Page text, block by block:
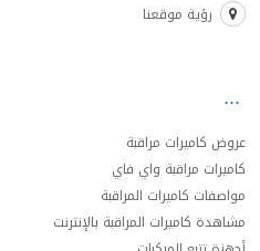
رؤية موقعنا
عروض كاميرات مراقبة
كاميرات مراقبة واي فاي
مواصفات كاميرات المراقبة
مشاهدة كاميرات المراقبة بالإنترنت